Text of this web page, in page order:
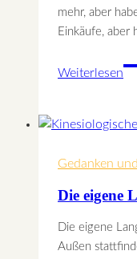
mehr, aber
Einkäufe, aber
Weiterlesen
Gedanken
Die eigene
Die eigene
Außen